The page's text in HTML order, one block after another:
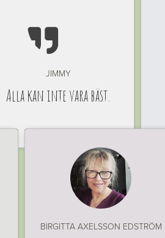

JIMMY
Alla kan inte vara bäst.
BIRGITTA AXELSSON EDSTRÖM